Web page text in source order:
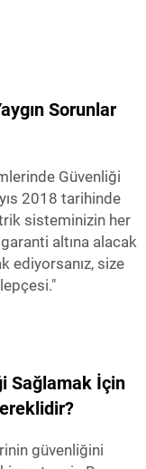
Sorunlar
Güvenliği
2018 tarihinde
sisteminizin her
altına alacak
ediyorsanız, size
Sağlamak İçin
güvenliğini